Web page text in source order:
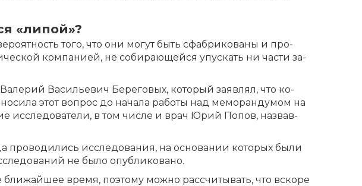
«ли­пой»?
то­го, что они мо­гут быть сфаб­ри­ко­ва­ны и про­
ком­па­ни­ей, не со­би­ра­ю­щей­ся упус­кать ни ча­сти за­
Ва­си­лье­вич Бе­ре­го­вых, ко­то­рый за­яв­лял, что ко­
этот во­прос до на­ча­ла ра­бо­ты над ме­мо­ран­ду­мом на
в том чис­ле и врач Юрий По­пов, на­звав­
про­во­ди­лись ис­сле­до­ва­ния, на ос­но­ва­нии ко­то­рых бы­ли
не бы­ло опуб­ли­ко­ва­но.
вре­мя, по­это­му мож­но рас­счи­ты­вать, что вско­ре